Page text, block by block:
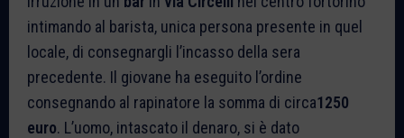
intimando al barista, unica persona presente in quel
locale, di consegnargli l’incasso della sera
precedente. Il giovane ha eseguito l’ordine
consegnando al rapinatore la somma di circa1250
euro. L’uomo, intascato il denaro, si è dato